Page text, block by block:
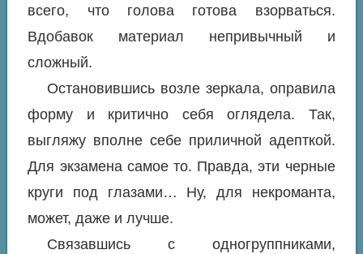
всего, что голова готова взорваться.
Вдобавок материал непривычный и
сложный.
Остановившись возле зеркала, оправила
форму и критично себя оглядела. Так,
выгляжу вполне себе приличной адепткой.
Для экзамена самое то. Правда, эти черные
круги под глазами… Ну, для некроманта,
может, даже и лучше.
Связавшись с одногруппниками,